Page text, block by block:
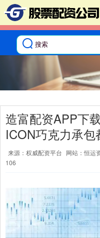
造富配资APP下
ICON巧克力承
来源：权威配资平台 网站：恒运
106